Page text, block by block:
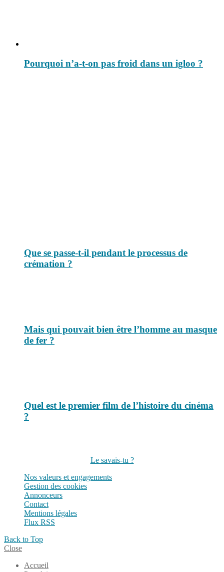
Pourquoi n’a-t-on pas froid dans un igloo ?
Que se passe-t-il pendant le processus de
crémation ?
Mais qui pouvait bien être l’homme au masque
de fer ?
Quel est le premier film de l’histoire du cinéma
?
Le savais-tu ?
Nos valeurs et engagements
Gestion des cookies
Annonceurs
Contact
Mentions légales
Flux RSS
Back to Top
Close
Accueil